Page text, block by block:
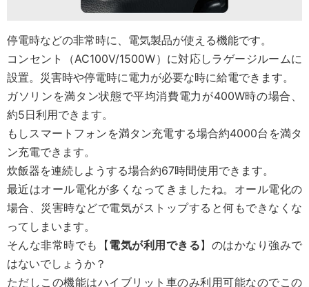
停電時などの非常時に、電気製品が使える機能です。
コンセント（AC100V/1500W）に対応しラゲージルームに
設置。災害時や停電時に電力が必要な時に給電できます。
ガソリンを満タン状態で平均消費電力が400W時の場合、
約5日利用できます。
もしスマートフォンを満タン充電する場合約4000台を満タ
ン充電できます。
炊飯器を連続しようする場合約67時間使用できます。
最近はオール電化が多くなってきましたね。オール電化の
場合、災害時などで電気がストップすると何もできなくな
ってしまいます。
そんな非常時でも【電気が利用できる】のはかなり強みで
はないでしょうか？
ただしこの機能はハイブリット車のみ利用可能なのでこの